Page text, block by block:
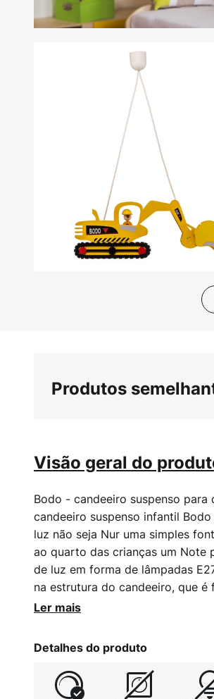
Produtos
Visão geral do
Bodo - candeeiro suspenso
candeeiro suspenso infantil
luz não seja Nur uma simples
ao quarto das crianças um Note
de luz em forma de lâmpadas
na estrutura do candeeiro, que
típicas das escavadoras,
Ler mais
Detalhes do produto